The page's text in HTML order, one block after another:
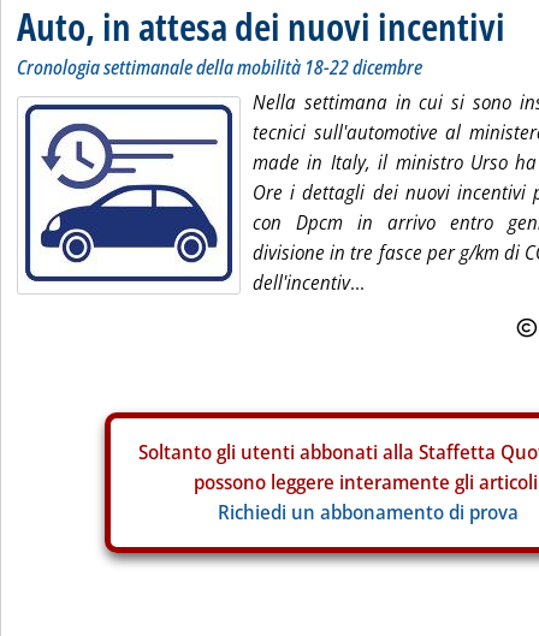
Auto, in attesa dei nuovi incentivi
Cronologia settimanale della mobilità 18-22 dicembre
Nella settimana in cui si sono
tecnici sull'automotive al
made in Italy, il ministro Urso
Ore i dettagli dei nuovi incentivi
con Dpcm in arrivo entro
divisione in tre fasce per g/km di
dell'incentiv...
Soltanto gli utenti abbonati alla Staffetta
possono leggere interamente gli
Richiedi un abbonamento di prova